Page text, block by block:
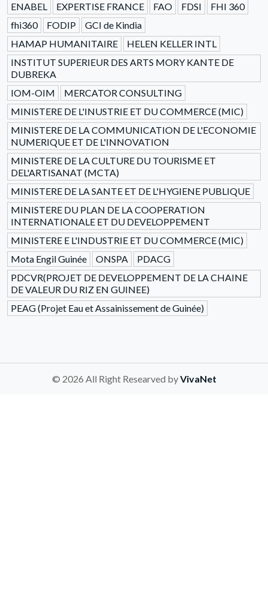
ENABEL
EXPERTISE FRANCE FAO FDSI
FHI 360
fhi360
FODIP
GCI de Kindia
HAMAP HUMANITAIRE
HELEN KELLER INTL
INSTITUT SUPERIEUR DES ARTS MORY KANTE DE
DUBREKA
IOM-OIM
MERCATOR CONSULTING
MINISTERE DE L'INUSTRIE ET DU COMMERCE (MIC)
MINISTERE DE LA COMMUNICATION DE L'ECONOMIE
NUMERIQUE ET DE L'INNOVATION
MINISTERE DE LA CULTURE DU TOURISME ET
DEL'ARTISANAT (MCTA)
MINISTERE DE LA SANTE ET DE L'HYGIENE PUBLIQUE
MINISTERE DU PLAN DE LA COOPERATION
INTERNATIONALE ET DU DEVELOPPEMENT
MINISTERE E L'INDUSTRIE ET DU COMMERCE (MIC)
Mota Engil Guinée
ONSPA
PDACG
PDCVR(PROJET DE DEVELOPPEMENT DE LA CHAINE
DE VALEUR DU RIZ EN GUINEE)
PEAG (Projet Eau et Assainissement de Guinée)
© 2026 All Right Researved byVivaNet